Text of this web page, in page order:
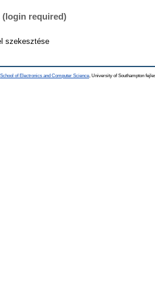
(login required)
szekesztése
School of Electronics and Computer Science , University of Southampton